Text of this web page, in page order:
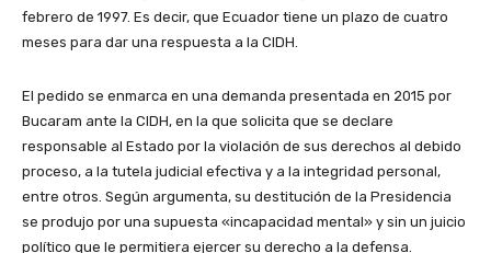
febrero de 1997. Es decir, que Ecuador tiene un plazo de cuatro
meses para dar una respuesta a la CIDH.
El pedido se enmarca en una demanda presentada en 2015 por
Bucaram ante la CIDH, en la que solicita que se declare
responsable al Estado por la violación de sus derechos al debido
proceso, a la tutela judicial efectiva y a la integridad personal,
entre otros. Según argumenta, su destitución de la Presidencia
se produjo por una supuesta «incapacidad mental» y sin un juicio
político que le permitiera ejercer su derecho a la defensa.